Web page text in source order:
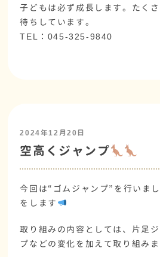
子どもは必ず成長します。たく
待ちしています。
TEL：045-325-9840
2024年12月20日
空高くジャンプ
今回は“ゴムジャンプ”を行いま
をします
取り組みの内容としては、片足
プなどの変化を加えて取り組みま